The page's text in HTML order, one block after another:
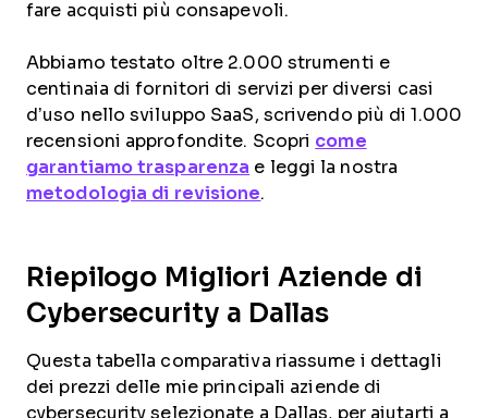
fare acquisti più consapevoli.
Abbiamo testato oltre 2.000 strumenti e
centinaia di fornitori di servizi per diversi casi
d’uso nello sviluppo SaaS, scrivendo più di 1.000
recensioni approfondite. Scopri come
garantiamo trasparenza e leggi la nostra
metodologia di revisione.
Riepilogo Migliori Aziende di
Cybersecurity a Dallas
Questa tabella comparativa riassume i dettagli
dei prezzi delle mie principali aziende di
cybersecurity selezionate a Dallas, per aiutarti a